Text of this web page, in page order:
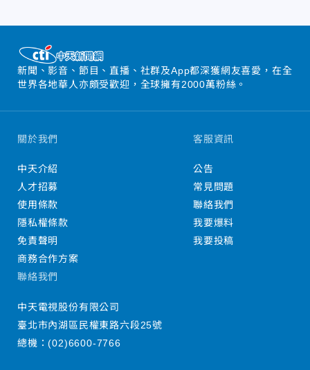
新聞、影音、節目、直播、社群及App都深獲網友喜愛，在全
世界各地華人亦頗受歡迎，全球擁有2000萬粉絲。
關於我們
中天介紹
人才招募
使用條款
隱私權條款
免責聲明
商務合作方案
客服資訊
公告
常見問題
聯絡我們
我要爆料
我要投稿
聯絡我們
中天電視股份有限公司
臺北市內湖區民權東路六段25號
總機：(02)6600-7766